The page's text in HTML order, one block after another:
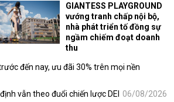
GIANTESS PLAYGROUND
vướng tranh chấp nội bộ,
nhà phát triển tố đồng sự
ngầm chiếm đoạt doanh
thu
đến nay, ưu đãi 30% trên mọi nền
vẫn theo đuổi chiến lược DEI
06/08/2026